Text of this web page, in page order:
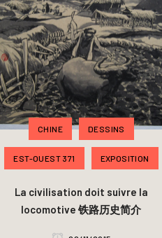
CHINE DESSINS
EST-OUEST 371 EXPOSITION
La civilisation doit suivre la
locomotive 铁路历史简介